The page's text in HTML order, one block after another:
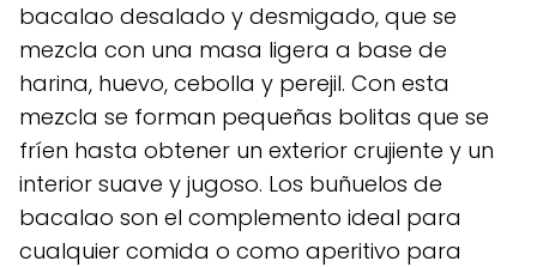
bacalao desalado y desmigado, que se
mezcla con una masa ligera a base de
harina, huevo, cebolla y perejil. Con esta
mezcla se forman pequeñas bolitas que se
fríen hasta obtener un exterior crujiente y un
interior suave y jugoso. Los buñuelos de
bacalao son el complemento ideal para
cualquier comida o como aperitivo para